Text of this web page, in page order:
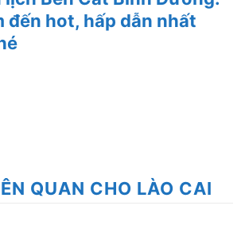
đến hot, hấp dẫn nhất
QUAN CHO LÀO CAI